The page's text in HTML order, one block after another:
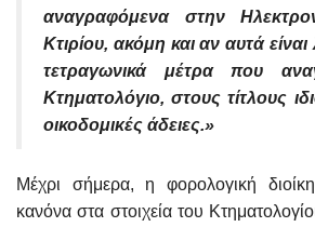
αναγραφόμενα στην
Κτιρίου, ακόμη και αν αυτά
τετραγωνικά μέτρα που
Κτηματολόγιο, στους τίτλους
οικοδομικές άδειες.»
Μέχρι σήμερα, η φορολογική
κανόνα στα στοιχεία του